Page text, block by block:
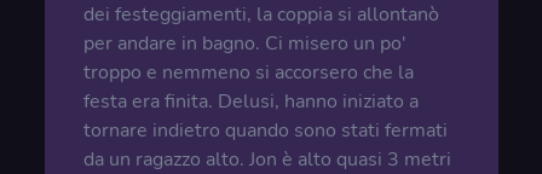
dei festeggiamenti, la coppia si allontanò
per andare in bagno. Ci misero un po'
troppo e nemmeno si accorsero che la
festa era finita. Delusi, hanno iniziato a
tornare indietro quando sono stati fermati
da un ragazzo alto. Jon è alto quasi 3 metri